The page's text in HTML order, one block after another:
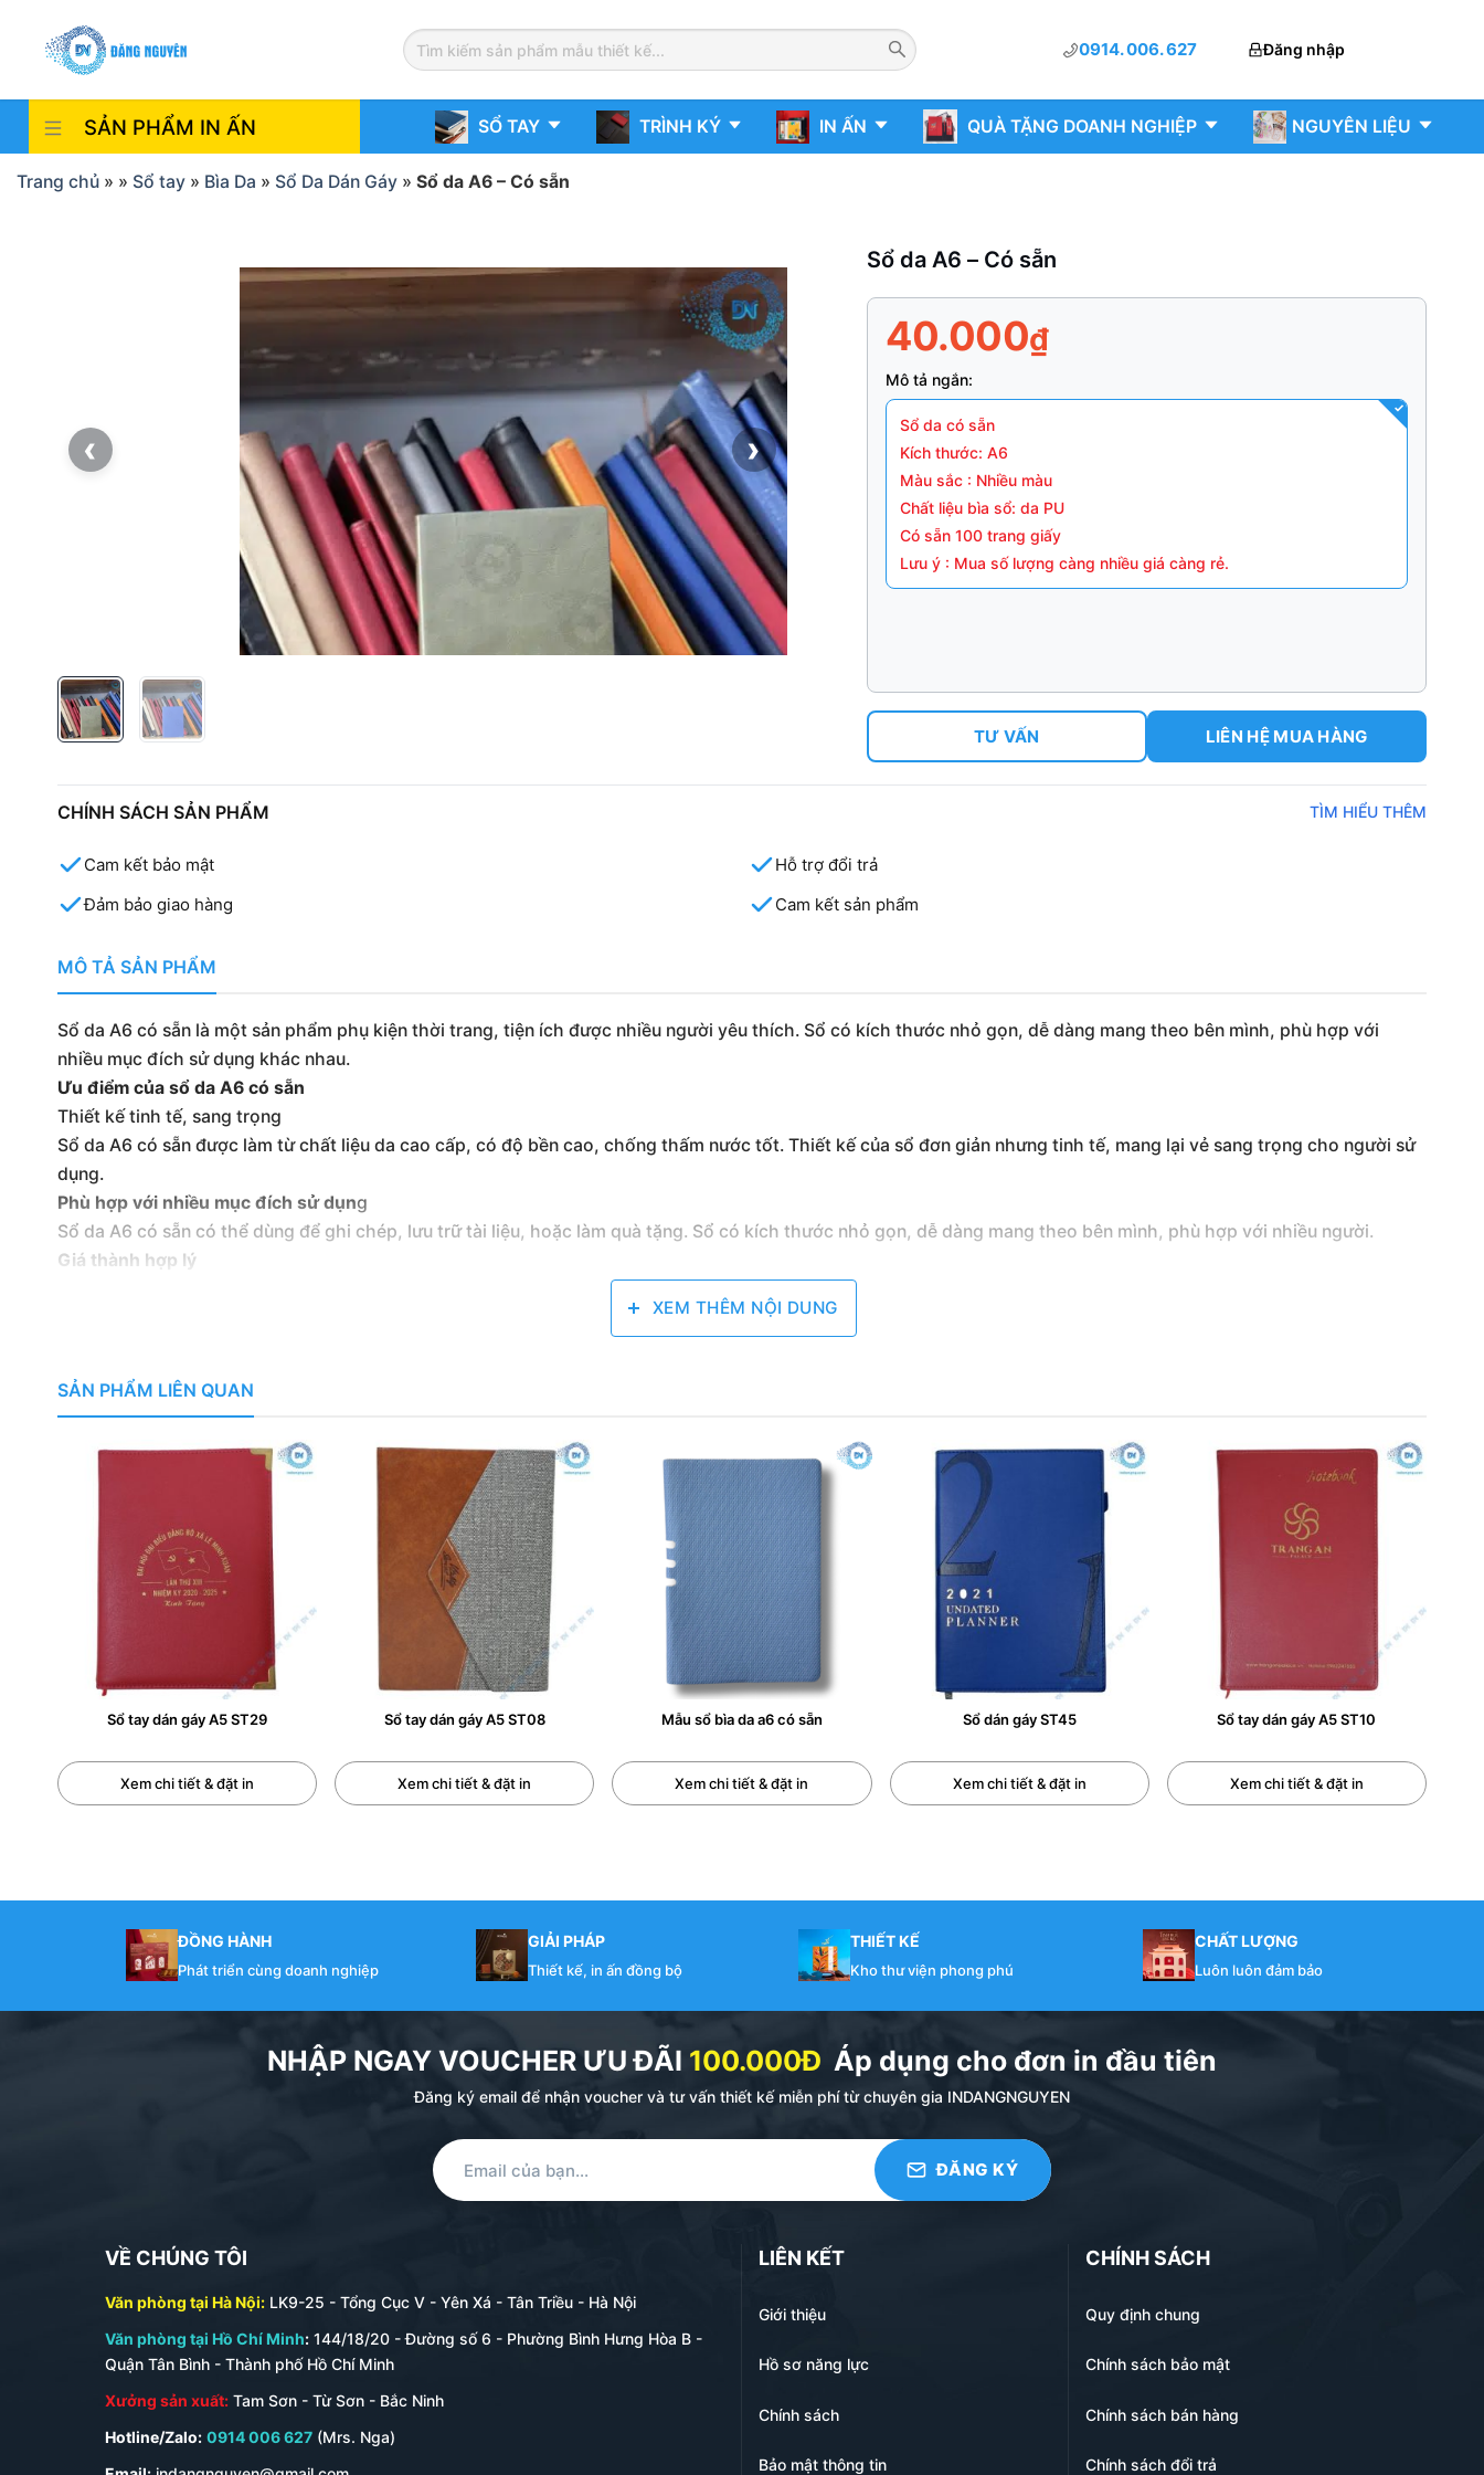
content
0914. 006. 627 Đăng nhập
SẢN PHẨM IN ẤN SỔ TAY TRÌNH KÝ IN ẤN QUÀ TẶNG DOANH NGHIỆP NGUYÊN LIỆU
Trang chủ » » Sổ tay » Bìa Da » Sổ Da Dán Gáy » Sổ da A6 – Có sẵn
‹ ›
Sổ da A6 – Có sẵn
40.000₫
Mô tả ngắn:
Sổ da có sẵn
Kích thước: A6
Màu sắc : Nhiều màu
Chất liệu bìa sổ: da PU
Có sẵn 100 trang giấy
Lưu ý : Mua số lượng càng nhiều giá càng rẻ.
TƯ VẤN LIÊN HỆ MUA HÀNG
CHÍNH SÁCH SẢN PHẨM TÌM HIỂU THÊM
Cam kết bảo mật
Hỗ trợ đổi trả
Đảm bảo giao hàng
Cam kết sản phẩm
MÔ TẢ SẢN PHẨM
Sổ da A6 có sẵn là một sản phẩm phụ kiện thời trang, tiện ích được nhiều người yêu thích. Sổ có kích thước nhỏ gọn, dễ dàng mang theo bên mình, phù hợp với
nhiều mục đích sử dụng khác nhau.
Ưu điểm của sổ da A6 có sẵn
Thiết kế tinh tế, sang trọng
Sổ da A6 có sẵn được làm từ chất liệu da cao cấp, có độ bền cao, chống thấm nước tốt. Thiết kế của sổ đơn giản nhưng tinh tế, mang lại vẻ sang trọng cho người sử
dụng.
Phù hợp với nhiều mục đích sử dụng
Sổ da A6 có sẵn có thể dùng để ghi chép, lưu trữ tài liệu, hoặc làm quà tặng. Sổ có kích thước nhỏ gọn, dễ dàng mang theo bên mình, phù hợp với nhiều người.
Giá thành hợp lý
Sổ da A6 có sẵn có giá thành hợp lý, phù hợp với túi tiền của nhiều người.
XEM THÊM NỘI DUNG
SẢN PHẨM LIÊN QUAN
Sổ tay dán gáy A5 ST29
Xem chi tiết & đặt in
Sổ tay dán gáy A5 ST08
Xem chi tiết & đặt in
Mẫu sổ bìa da a6 có sẵn
Xem chi tiết & đặt in
Sổ dán gáy ST45
Xem chi tiết & đặt in
Sổ tay dán gáy A5 ST10
Xem chi tiết & đặt in
ĐỒNG HÀNH
Phát triển cùng doanh nghiệp
GIẢI PHÁP
Thiết kế, in ấn đồng bộ
THIẾT KẾ
Kho thư viện phong phú
CHẤT LƯỢNG
Luôn luôn đảm bảo
NHẬP NGAY VOUCHER ƯU ĐÃI 100.000Đ Áp dụng cho đơn in đầu tiên
Đăng ký email để nhận voucher và tư vấn thiết kế miễn phí từ chuyên gia INDANGNGUYEN
VỀ CHÚNG TÔI
Văn phòng tại Hà Nội: LK9-25 - Tổng Cục V - Yên Xá - Tân Triều - Hà Nội
Văn phòng tại Hồ Chí Minh: 144/18/20 - Đường số 6 - Phường Bình Hưng Hòa B -
Quận Tân Bình - Thành phố Hồ Chí Minh
Xưởng sản xuất: Tam Sơn - Từ Sơn - Bắc Ninh
Hotline/Zalo: 0914 006 627 (Mrs. Nga)
LIÊN KẾT
Giới thiệu
Hồ sơ năng lực
Chính sách
Bảo mật thông tin
CHÍNH SÁCH
Quy định chung
Chính sách bảo mật
Chính sách bán hàng
Chính sách đổi trả